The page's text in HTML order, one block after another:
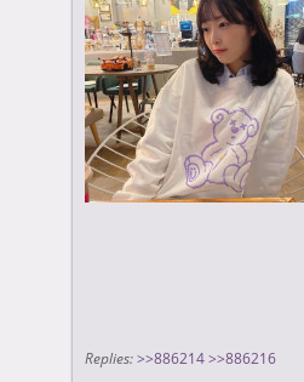
Replies: >>886214 >>886216